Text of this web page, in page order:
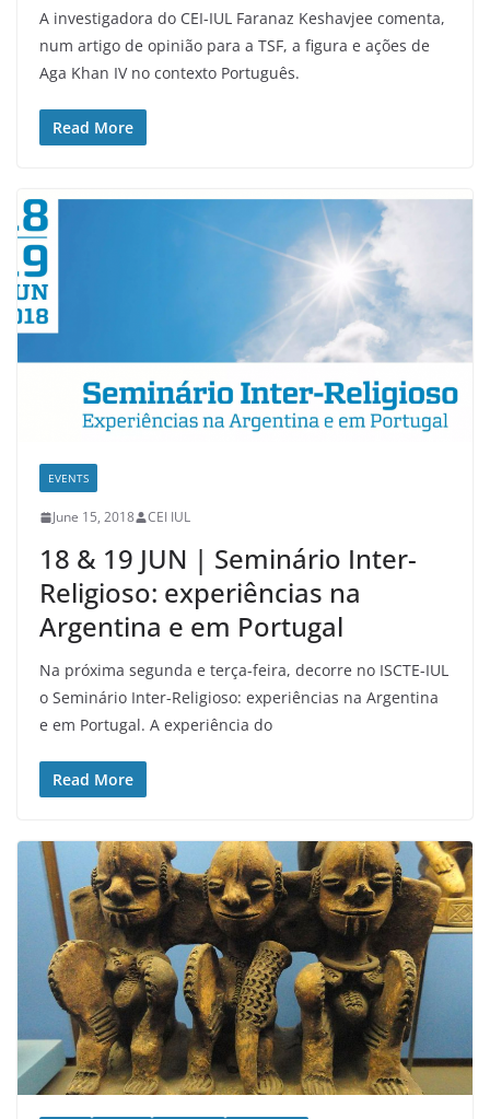
A investigadora do CEI-IUL Faranaz Keshavjee comenta,
num artigo de opinião para a TSF, a figura e ações de
Aga Khan IV no contexto Português.
Read More
EVENTS
June 15, 2018 CEI IUL
18 & 19 JUN | Seminário Inter-
Religioso: experiências na
Argentina e em Portugal
Na próxima segunda e terça-feira, decorre no ISCTE-IUL
o Seminário Inter-Religioso: experiências na Argentina
e em Portugal. A experiência do
Read More